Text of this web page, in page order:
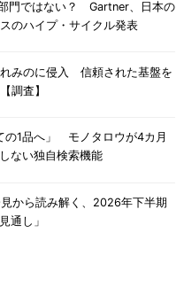
門ではない？ Gartner、日本の
のハイプ・サイクル発表
れみのに侵入 信頼された基盤を
調査】
の1品へ」 モノタロウが4カ月
ない独自検索機能
から読み解く、2026年下半期
通し」